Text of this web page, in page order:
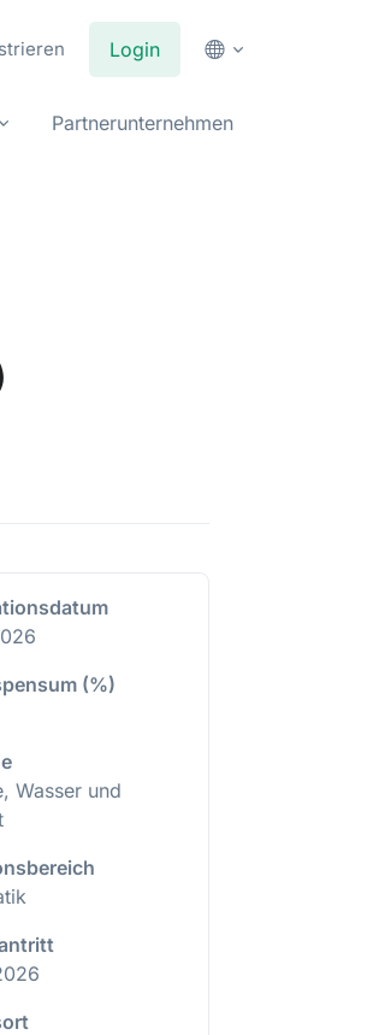
Login
Partnerunternehmen
(%)
Wasser und